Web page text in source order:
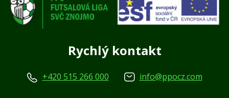
Rychlý kontakt
+420 515 266 000 info@ppocz.com